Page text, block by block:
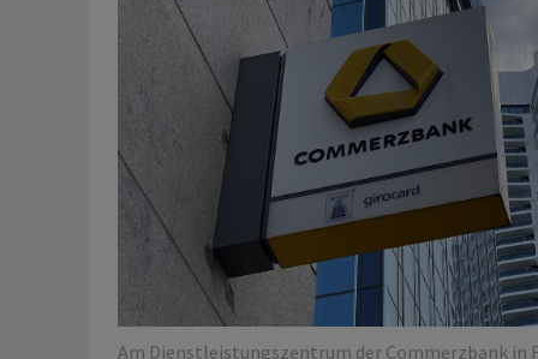
Am Dienstleistungszentrum der Commerzbank in